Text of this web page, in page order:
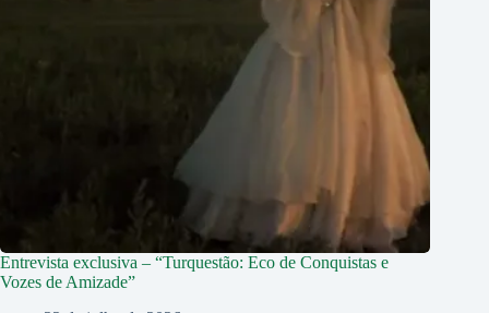
Entrevista exclusiva – “Turquestão: Eco de Conquistas e
Vozes de Amizade”